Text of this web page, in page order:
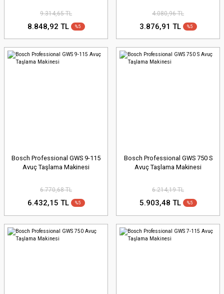
9.314,65 TL
8.848,92 TL %5
4.080,96 TL
3.876,91 TL %5
Bosch Professional GWS 9-115
Avuç Taşlama Makinesi
6.770,68 TL
6.432,15 TL %5
Bosch Professional GWS 750 S
Avuç Taşlama Makinesi
6.214,19 TL
5.903,48 TL %5